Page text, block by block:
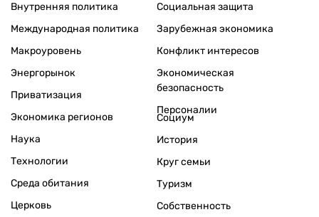
Внутренняя политика
Международная политика
Макроуровень
Энергорынок
Приватизация
Экономика регионов
Социальная защита
Зарубежная экономика
Конфликт интересов
Экономическая
безопасность
Персоналии
Наука
Технологии
Среда обитания
Церковь
Социум
История
Круг семьи
Туризм
Собственность